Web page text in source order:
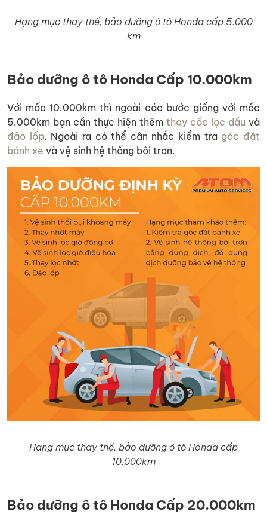
Hạng mục thay thế, bảo dưỡng ô tô Honda cấp 5.000
km
Bảo dưỡng ô tô Honda Cấp 10.000km
Với mốc 10.000km thì ngoài các bước giống với mốc
5.000km bạn cần thực hiện thêm thay cốc lọc dầu và
đảo lốp. Ngoài ra có thể cân nhắc kiểm tra góc đặt
bánh xe và vệ sinh hệ thống bôi trơn.
Hạng mục thay thế, bảo dưỡng ô tô Honda cấp
10.000km
Bảo dưỡng ô tô Honda Cấp 20.000km